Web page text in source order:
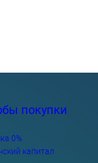
покупки
0%
капитал